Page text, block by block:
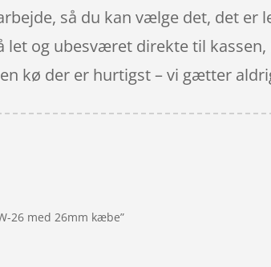
så du kan vælge det, det er
og ubesværet direkte til
kø der er hurtigst – vi gætter
26 med 26mm kæbe”